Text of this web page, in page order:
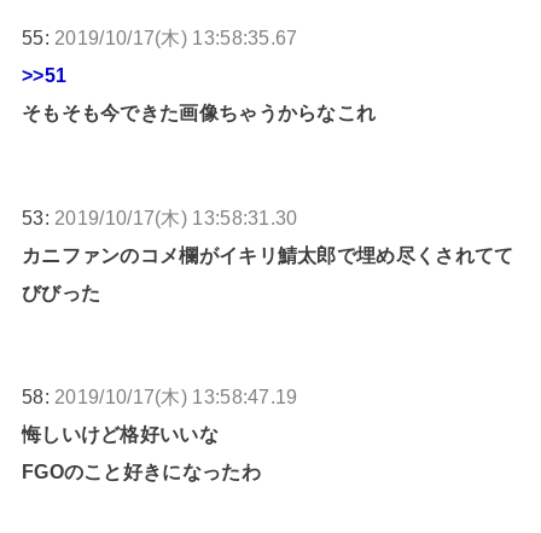
55: 2019/10/17(木) 13:58:35.67
>>51
そもそも今できた画像ちゃうからなこれ
53: 2019/10/17(木) 13:58:31.30
カニファンのコメ欄がイキリ鯖太郎で埋め尽くされてて
びびった
58: 2019/10/17(木) 13:58:47.19
悔しいけど格好いいな
FGOのこと好きになったわ